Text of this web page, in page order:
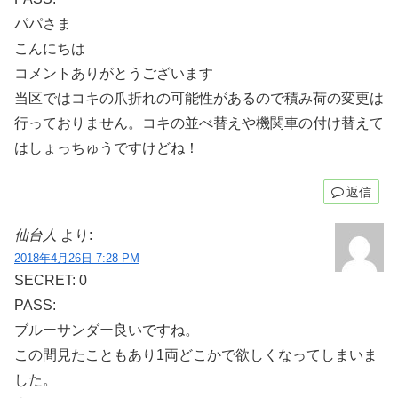
パパさま
こんにちは
コメントありがとうございます
当区ではコキの爪折れの可能性があるので積み荷の変更は
行っておりません。コキの並べ替えや機関車の付け替えて
はしょっちゅうですけどね！
返信
仙台人 より:
2018年4月26日 7:28 PM
SECRET: 0
PASS:
ブルーサンダー良いですね。
この間見たこともあり1両どこかで欲しくなってしまいま
した。